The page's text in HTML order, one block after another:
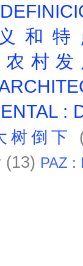
义和
: 农村
:
树倒下
(13) PAZ :